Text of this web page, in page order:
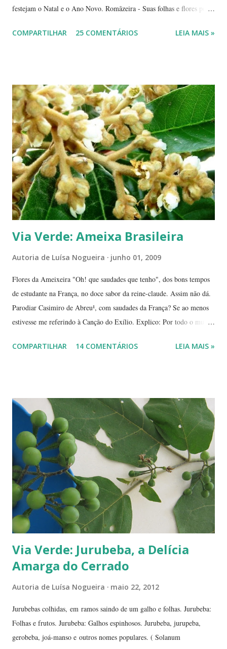
festejam o Natal e o Ano Novo. Romãzeira - Suas folhas e flores por
por tons mesclados de rosa, amarelo e laranja. No meio das flores
jóias preciosas, estão presentes na ceia de réveillon. Sim, eles nos
remetem a alegres brincadeiras - por muitos levadas a sério: São
guardados em carteiras, deixados sob os pratos e por aí vai ... E,
dizem, é um sinal de boa sorte para o ano que começa. Caramboleira -
Quer um Natal bem brasileiro? Use a imaginação, enfeitando su...
COMPARTILHAR 25 COMENTÁRIOS LEIA MAIS »
Via Verde: Ameixa Brasileira
Autoria de Luísa Nogueira junho 01, 2009
Flores da Ameixeira "Oh! que saudades que tenho", dos bons tempos
de estudante na França, no doce sabor da reine-claude. Assim não dá.
Parodiar Casimiro de Abreu¹, com saudades da França? Se ao menos
estivesse me referindo à Canção do Exílio. Explico: Por todo o mundo
precisos, mas é por aí. Na Europa existe uma grande quantidade delas,
coquinho, morango, amora - estou citando as que amo, claro. Em
Paris pode-se encontrar a reine-claude em quase todos os lugares, dos
supermercados às feiras livres. Foi em uma dessas feiras que a
conheci. Compramos muitas. Quando a experimentei... Ah! Como é
de-li-ci-o-sa! Comecei a degustá-las e só parei porque me contaram
uma 'historinha': a de um brasileiro que, a...
COMPARTILHAR 14 COMENTÁRIOS LEIA MAIS »
Via Verde: Jurubeba, a Delícia
Amarga do Cerrado
Autoria de Luísa Nogueira maio 22, 2012
Jurubebas colhidas, em ramos saindo de um galho e folhas. Jurubeba:
Folhas e frutos. Jurubeba: Galhos espinhosos. Jurubeba, jurupeba,
gerobeba, joá-manso e outros nomes populares. ( Solanum